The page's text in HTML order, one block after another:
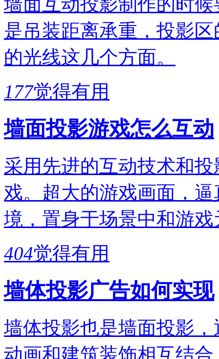
墙面互动投影制作的时
是吊装距离承重，投影
的光线这几个方面。
177觉得有用
墙面投影游戏怎么互动
采用先进的互动技术和
戏。超大的游戏画面，
境，置身于场景中和游
404觉得有用
墙体投影广告如何实现
墙体投影也是墙面投影
动画和建筑装饰相互结